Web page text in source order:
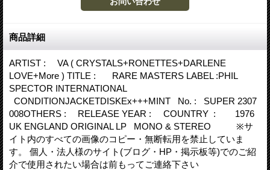
商品詳細
ARTIST : VA ( CRYSTALS+RONETTES+DARLENE
LOVE+More ) TITLE : RARE MASTERS LABEL :PHIL
SPECTOR INTERNATIONAL
CONDITIONJACKETDISKEx+++MINT No. : SUPER 2307
008OTHERS : RELEASE YEAR : COUNTRY : 1976
UK ENGLAND ORIGINAL LP MONO & STEREO ※サ
イト内のすべての画像のコピー・無断転用を禁止していま
す。 個人・法人様のサイト(ブログ・HP・掲示板等)でのご紹
介で使用されたい場合は前もってご連絡下さい